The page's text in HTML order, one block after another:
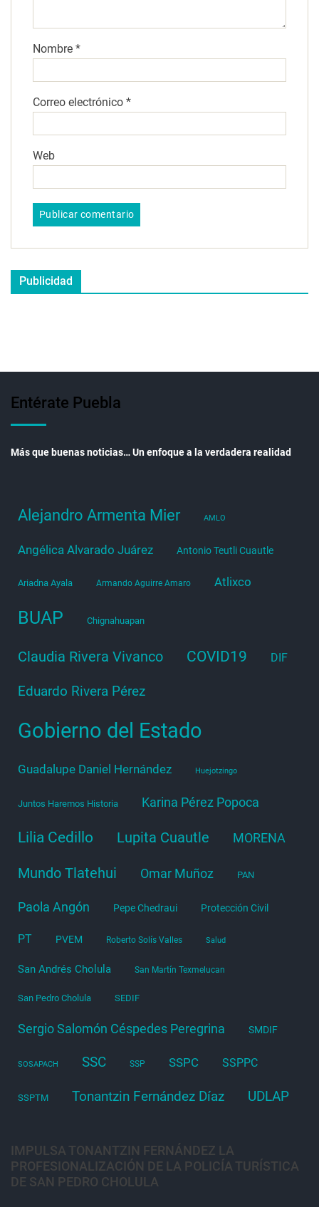
Nombre *
Correo electrónico *
Web
Publicidad
Entérate Puebla
Más que buenas noticias… Un enfoque a la verdadera realidad
Alejandro Armenta Mier AMLO
Angélica Alvarado Juárez Antonio Teutli Cuautle
Ariadna Ayala Armando Aguirre Amaro Atlixco
BUAP Chignahuapan
Claudia Rivera Vivanco COVID19 DIF
Eduardo Rivera Pérez
Gobierno del Estado
Guadalupe Daniel Hernández Huejotzingo
Juntos Haremos Historia Karina Pérez Popoca
Lilia Cedillo Lupita Cuautle MORENA
Mundo Tlatehui Omar Muñoz PAN
Paola Angón Pepe Chedraui Protección Civil
PT PVEM Roberto Solís Valles Salud
San Andrés Cholula San Martín Texmelucan
San Pedro Cholula SEDIF
Sergio Salomón Céspedes Peregrina SMDIF
SOSAPACH SSC SSP SSPC SSPPC
SSPTM Tonantzin Fernández Díaz UDLAP
IMPULSA TONANTZIN FERNÁNDEZ LA
PROFESIONALIZACIÓN DE LA POLICÍA TURÍSTICA
DE SAN PEDRO CHOLULA